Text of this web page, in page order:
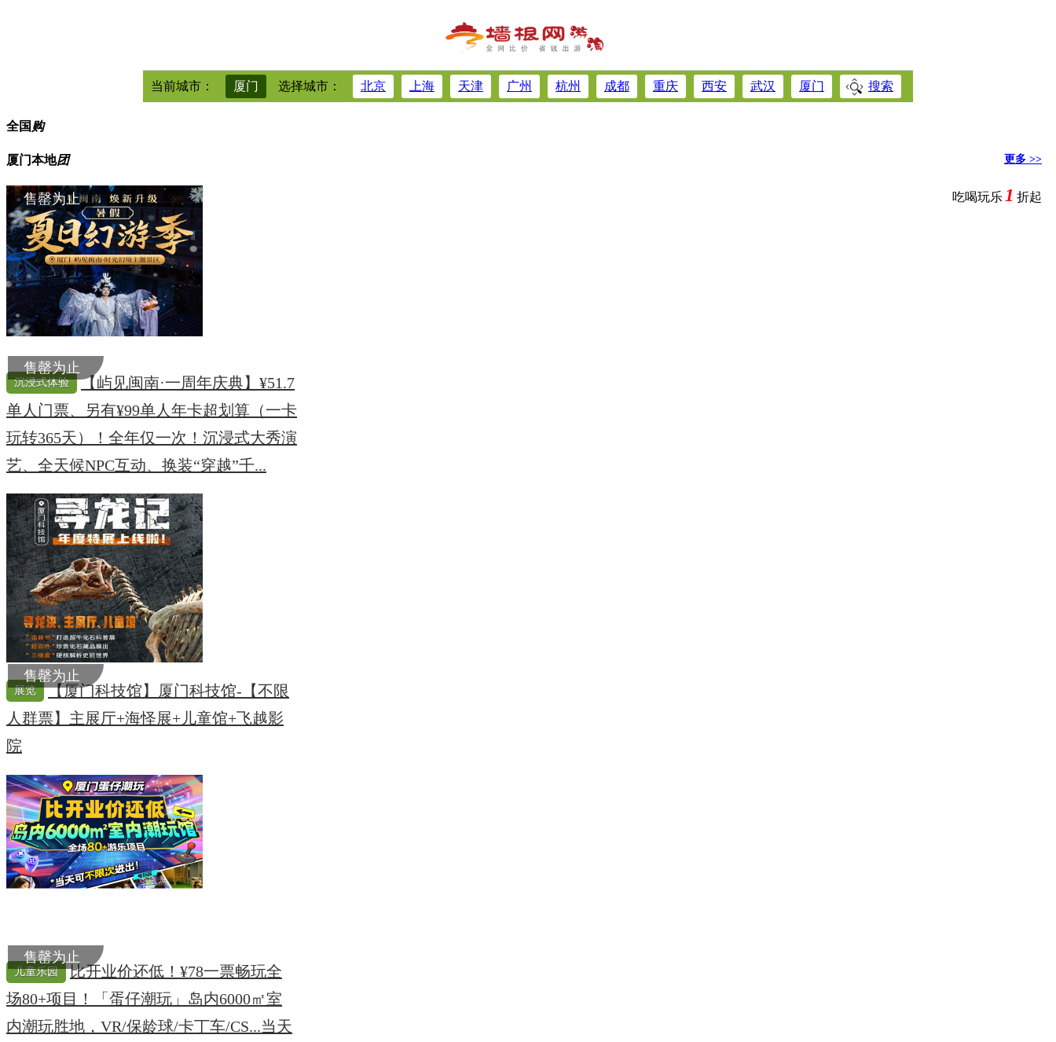
当前城市： 厦门 选择城市： 北京 上海 天津 广州 杭州 成都 重庆 西安 武汉 厦门
深圳搜索
全国 购
更多 >>
厦门本地团
吃喝玩乐 1 折起
售罄为止
沉浸式体验
【屿见闽南·一周年庆典】¥51.7
单人门票、另有¥99单人年卡超划算（一卡
玩转365天）！全年仅一次！沉浸式大秀演
艺、全天候NPC互动、换装“穿越”千...
售罄为止
展览
【厦门科技馆】厦门科技馆-【不限
人群票】主展厅+海怪展+儿童馆+飞越影
院
售罄为止
儿童乐园
比开业价还低！¥78一票畅玩全
场80+项目！「蛋仔潮玩」岛内6000㎡室
内潮玩胜地，VR/保龄球/卡丁车/CS...当天
售罄为止